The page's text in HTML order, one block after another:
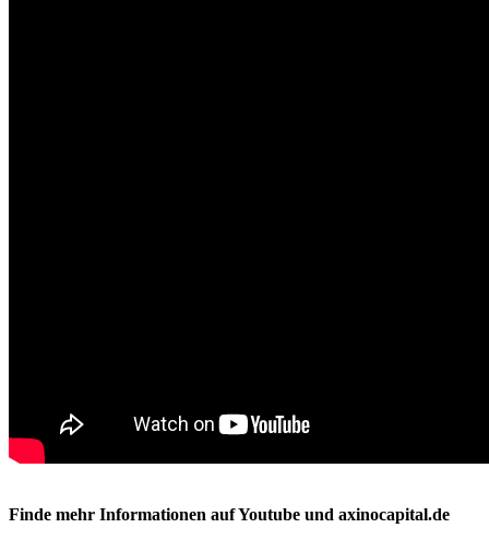
Finde mehr Informationen auf Youtube und axinocapital.de